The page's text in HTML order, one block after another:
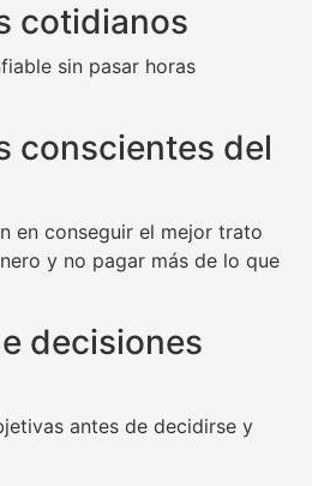
cotidianos
sin pasar horas
conscientes del
en conseguir el mejor trato
y no pagar más de lo que
decisiones
antes de decidirse y